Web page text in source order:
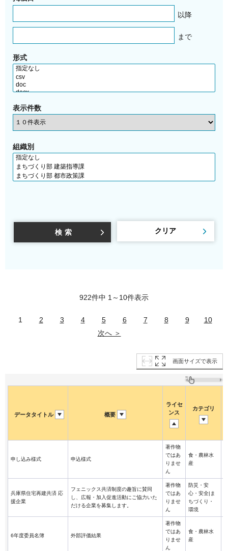
以降
まで
形式
表示件数
組織別
922件中 1～10件表示
1 2 3 4 5 6 7 8 9
10
次へ ＞
画面サイズで表示
データタイトル 概要
ライセ
ンス
カテゴリ
申し込み様式 申込様式
著作物
ではあ
りませ
ん
食・農林水
産
兵庫県住宅再建共済 応
援企業
フェニックス共済制度の趣旨に賛同
し、広報・加入促進活動にご協力いた
だける企業を募集します。
著作物
ではあ
りませ
ん
防災・安
心・安全|ま
ちづくり・
環境
6年度委員名簿 外部評価結果
著作物
ではあ
りませ
ん
食・農林水
産